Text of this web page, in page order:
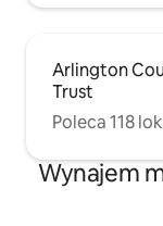
Arlington
Trust
Poleca 118
Wynajem